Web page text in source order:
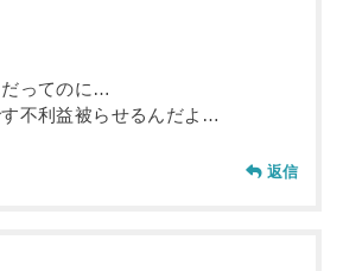
ってのに…
不利益被らせるんだよ…
返信